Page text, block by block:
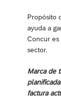
Propósito
ayuda a
Concur es
sector.
Marca de
factura